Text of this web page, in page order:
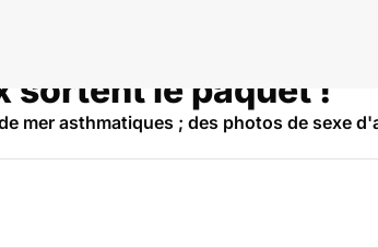
sortent le paquet !
mer asthmatiques ; des photos de sexe